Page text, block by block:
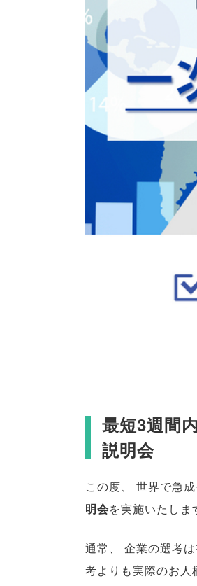
最短3週間
説明会
この度、 世界で急
明会を実施いたしま
通常 、 企業の選考
考よりも実際のお人